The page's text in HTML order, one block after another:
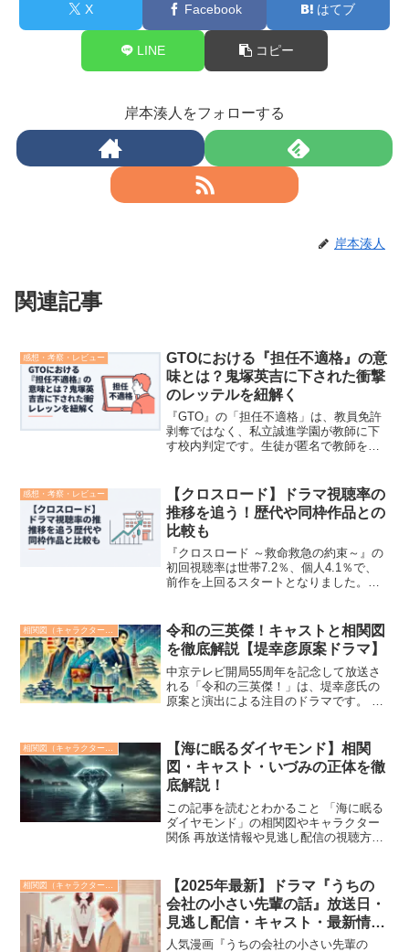
X Facebook はてブ
LINE コピー
岸本湊人をフォローする
岸本湊人
関連記事
感想・考察・レビュー
GTOにおける『担任不適格』の意
味とは？鬼塚英吉に下された衝撃
のレッテルを紐解く
『GTO』の「担任不適格」は、教員免許
剥奪ではなく、私立誠進学園が教師に下
す校内判定です。生徒が匿名で教師を採
だし、鬼塚英吉への具体的な処分や判定
基準は、初回放送前の2...
感想・考察・レビュー
【クロスロード】ドラマ視聴率の
推移を追う！歴代や同枠作品との
比較も
『クロスロード ～救命救急の約束～』の
初回視聴率は世帯7.2％、個人4.1％で、
前作を上回るスタートとなりました。放
レビ視聴率と見逃し配信の両面から注目
を集めて...
相関図（キャラクター解説）
令和の三英傑！キャストと相関図
を徹底解説【堤幸彦原案ドラマ】
中京テレビ開局55周年を記念して放送さ
れる「令和の三英傑！」は、堤幸彦氏の
原案と演出による注目のドラマです。 愛
名古屋弁や地域愛が全編に散りばめられ
ています。 今回は、...
相関図（キャラクター解説）
【海に眠るダイヤモンド】相関
図・キャスト・いづみの正体を徹
底解説！
この記事を読むとわかること 「海に眠る
ダイヤモンド」の相関図やキャラクター
関係 再放送情報や見逃し配信の視聴方法
図 主題歌やエンディング曲が持つ物語と
の関連性 話題...
【2025年最新】ドラマ『うちの
会社の小さい先輩の話』放送日・
見逃し配信・キャスト・最新情報
まとめ！
人気漫画『うちの会社の小さい先輩の